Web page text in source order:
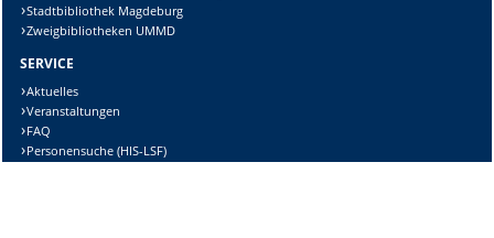
Stadtbibliothek Magdeburg
Zweigbibliotheken UMMD
SERVICE
Aktuelles
Veranstaltungen
FAQ
Personensuche (HIS-LSF)